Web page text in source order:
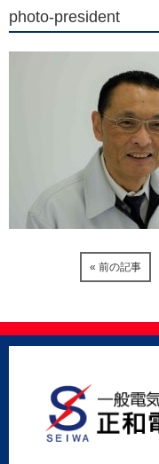
photo-president
« 前の記事